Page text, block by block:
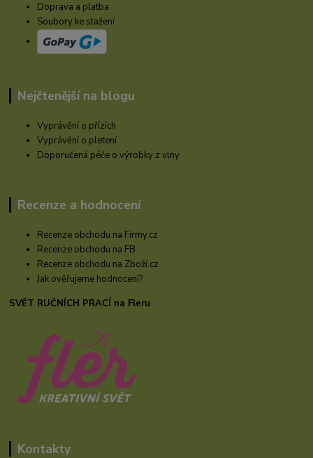
Doprava a platba
Soubory ke stažení
Nejčtenější na blogu
Vyprávění o přízích
Vyprávění o pletení
Doporučená péče o výrobky z vlny
Recenze a hodnocení
Recenze obchodu na Firmy.cz
Recenze obchodu na FB
Recenze obchodu na Zboží.cz
Jak ověřujeme hodnocení?
SVĚT RUČNÍCH PRACÍ na Fleru
Kontakty